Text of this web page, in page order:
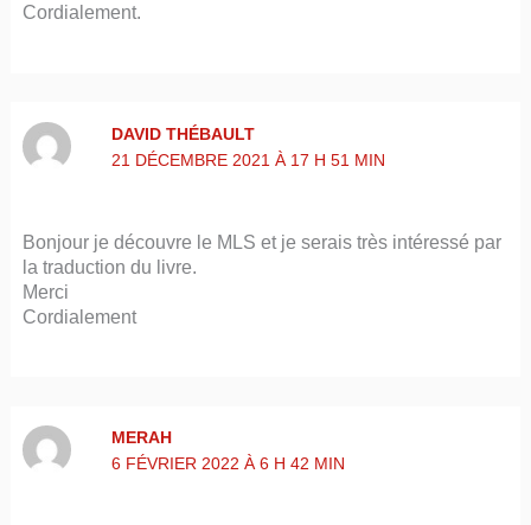
Cordialement.
DAVID THÉBAULT
21 DÉCEMBRE 2021 À 17 H 51 MIN
Bonjour je découvre le MLS et je serais très intéressé par
la traduction du livre.
Merci
Cordialement
MERAH
6 FÉVRIER 2022 À 6 H 42 MIN